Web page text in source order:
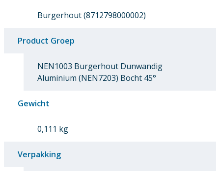
Burgerhout (8712798000002)
Product Groep
NEN1003 Burgerhout Dunwandig
Aluminium (NEN7203) Bocht 45°
Gewicht
0,111 kg
Verpakking